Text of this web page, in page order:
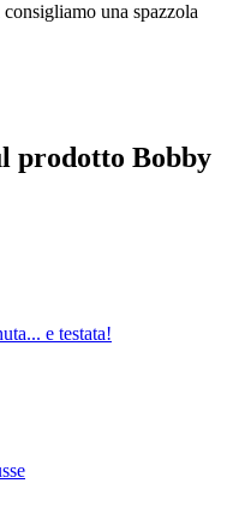
una spazzola
prodotto Bobby
e testata!